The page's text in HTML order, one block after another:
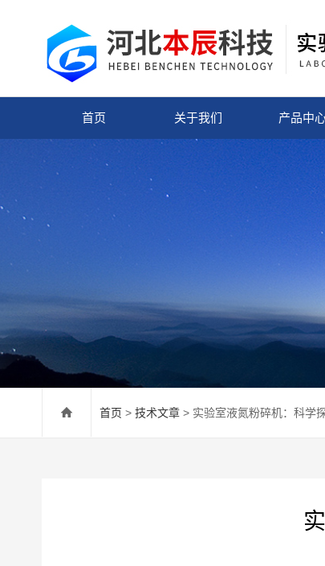
首页 关于我们 产品中
首页 > 技术文章 > 实验室液氮粉碎机：科学